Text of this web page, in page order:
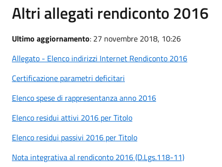
Altri allegati rendiconto 2016
Ultimo aggiornamento: 27 novembre 2018, 10:26
Allegato - Elenco indirizzi Internet Rendiconto 2016
Certificazione parametri deficitari
Elenco spese di rappresentanza anno 2016
Elenco residui attivi 2016 per Titolo
Elenco residui passivi 2016 per Titolo
Nota integrativa al rendiconto 2016 (D.Lgs.118-11)